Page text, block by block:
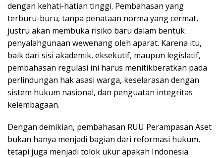
dengan kehati-hatian tinggi. Pembahasan yang
terburu-buru, tanpa penataan norma yang cermat,
justru akan membuka risiko baru dalam bentuk
penyalahgunaan wewenang oleh aparat. Karena itu,
baik dari sisi akademik, eksekutif, maupun legislatif,
pembahasan regulasi ini harus menitikberatkan pada
perlindungan hak asasi warga, keselarasan dengan
sistem hukum nasional, dan penguatan integritas
kelembagaan.
Dengan demikian, pembahasan RUU Perampasan Aset
bukan hanya menjadi bagian dari reformasi hukum,
tetapi juga menjadi tolok ukur apakah Indonesia